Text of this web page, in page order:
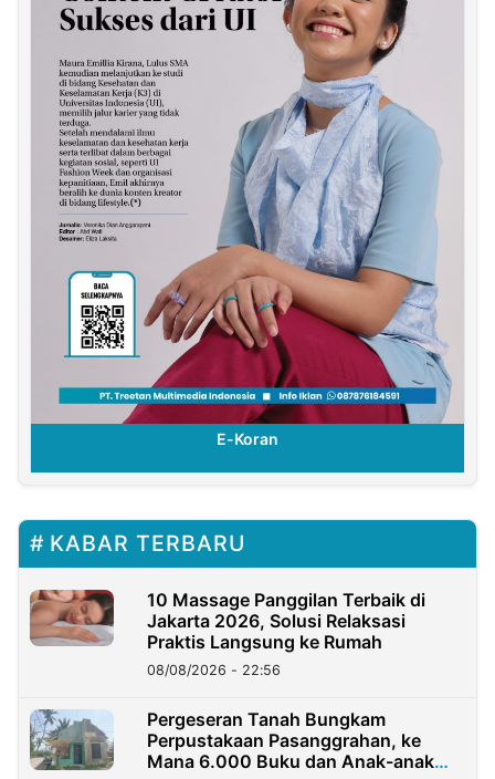
E-Koran
KABAR TERBARU
10 Massage Panggilan Terbaik di
Jakarta 2026, Solusi Relaksasi
Praktis Langsung ke Rumah
08/08/2026 - 22:56
Pergeseran Tanah Bungkam
Perpustakaan Pasanggrahan, ke
Mana 6.000 Buku dan Anak-anak